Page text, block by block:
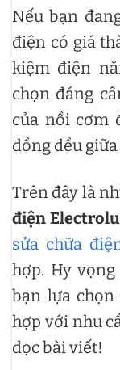
Nếu bạn
điện có giá
kiệm điện
chọn đáng
của nồi cơm
đồng đều
Trên đây là
điện
sửa chữa
hợp. Hy
bạn lựa
hợp với nhu
đọc bài viết!